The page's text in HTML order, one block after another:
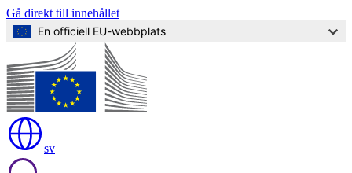
Gå direkt till innehållet
En officiell EU-webbplats
sv